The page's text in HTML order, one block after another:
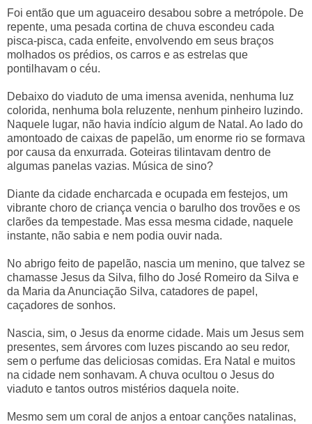
Foi então que um aguaceiro desabou sobre a metrópole. De
repente, uma pesada cortina de chuva escondeu cada
pisca-pisca, cada enfeite, envolvendo em seus braços
molhados os prédios, os carros e as estrelas que
pontilhavam o céu.
Debaixo do viaduto de uma imensa avenida, nenhuma luz
colorida, nenhuma bola reluzente, nenhum pinheiro luzindo.
Naquele lugar, não havia indício algum de Natal. Ao lado do
amontoado de caixas de papelão, um enorme rio se formava
por causa da enxurrada. Goteiras tilintavam dentro de
algumas panelas vazias. Música de sino?
Diante da cidade encharcada e ocupada em festejos, um
vibrante choro de criança vencia o barulho dos trovões e os
clarões da tempestade. Mas essa mesma cidade, naquele
instante, não sabia e nem podia ouvir nada.
No abrigo feito de papelão, nascia um menino, que talvez se
chamasse Jesus da Silva, filho do José Romeiro da Silva e
da Maria da Anunciação Silva, catadores de papel,
caçadores de sonhos.
Nascia, sim, o Jesus da enorme cidade. Mais um Jesus sem
presentes, sem árvores com luzes piscando ao seu redor,
sem o perfume das deliciosas comidas. Era Natal e muitos
na cidade nem sonhavam. A chuva ocultou o Jesus do
viaduto e tantos outros mistérios daquela noite.
Mesmo sem um coral de anjos a entoar canções natalinas,